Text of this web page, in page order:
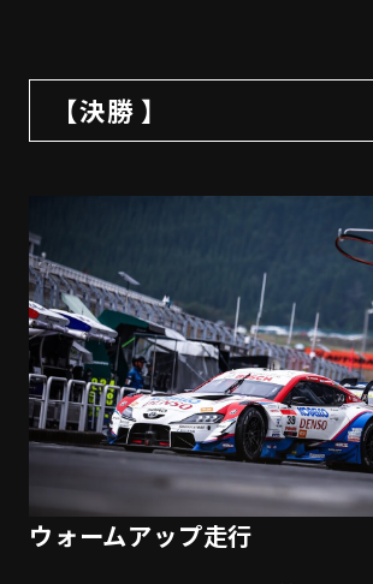
【決勝 】
ウォームアップ走行